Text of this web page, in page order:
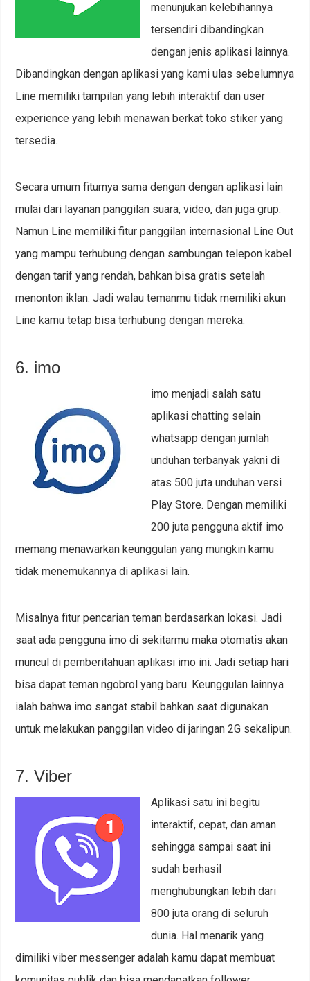
menunjukan kelebihannya
tersendiri dibandingkan
dengan jenis aplikasi lainnya.
Dibandingkan dengan aplikasi yang kami ulas sebelumnya
Line memiliki tampilan yang lebih interaktif dan user
experience yang lebih menawan berkat toko stiker yang
tersedia.
Secara umum fiturnya sama dengan dengan aplikasi lain
mulai dari layanan panggilan suara, video, dan juga grup.
Namun Line memiliki fitur panggilan internasional Line Out
yang mampu terhubung dengan sambungan telepon kabel
dengan tarif yang rendah, bahkan bisa gratis setelah
menonton iklan. Jadi walau temanmu tidak memiliki akun
Line kamu tetap bisa terhubung dengan mereka.
6. imo
imo menjadi salah satu
aplikasi chatting selain
whatsapp dengan jumlah
unduhan terbanyak yakni di
atas 500 juta unduhan versi
Play Store. Dengan memiliki
200 juta pengguna aktif imo
memang menawarkan keunggulan yang mungkin kamu
tidak menemukannya di aplikasi lain.
Misalnya fitur pencarian teman berdasarkan lokasi. Jadi
saat ada pengguna imo di sekitarmu maka otomatis akan
muncul di pemberitahuan aplikasi imo ini. Jadi setiap hari
bisa dapat teman ngobrol yang baru. Keunggulan lainnya
ialah bahwa imo sangat stabil bahkan saat digunakan
untuk melakukan panggilan video di jaringan 2G sekalipun.
7. Viber
Aplikasi satu ini begitu
interaktif, cepat, dan aman
sehingga sampai saat ini
sudah berhasil
menghubungkan lebih dari
800 juta orang di seluruh
dunia. Hal menarik yang
dimiliki viber messenger adalah kamu dapat membuat